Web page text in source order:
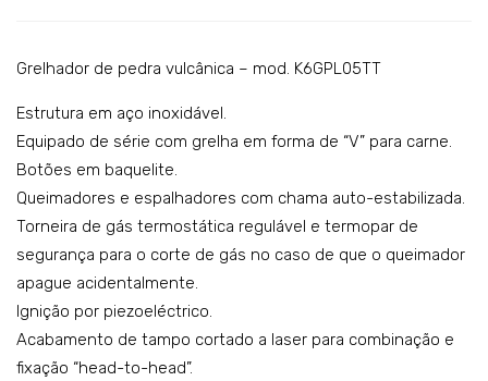
mo
del
o:
5T
BM
T
Grelhador de pedra vulcânica – mod. K6GPL05TT
Estrutura em aço inoxidável.
Equipado de série com grelha em forma de “V” para carne.
Botões em baquelite.
Queimadores e espalhadores com chama auto-estabilizada.
Torneira de gás termostática regulável e termopar de
segurança para o corte de gás no caso de que o queimador
apague acidentalmente.
Ignição por piezoeléctrico.
Acabamento de tampo cortado a laser para combinação e
fixação “head-to-head”.